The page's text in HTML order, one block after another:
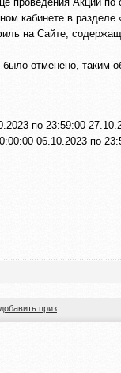
кабинете в разделе
на Сайте,
отменено, таким
по 23:59:00
06.10.2023 по
добавить приз